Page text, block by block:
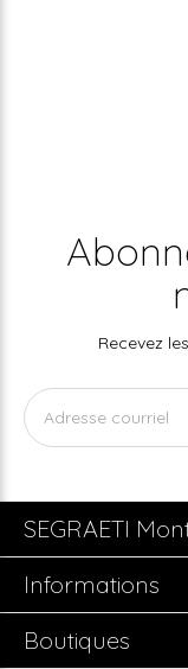
Recevez
SEGRAETI
Informations
Boutiques